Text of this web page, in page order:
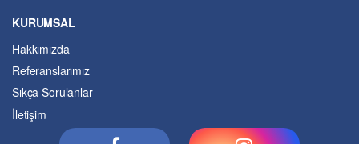
KURUMSAL
Hakkımızda
Referanslarımız
Sıkça Sorulanlar
İletişim